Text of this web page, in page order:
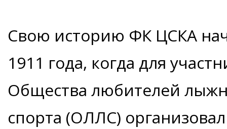
Свою историю ФК ЦСКА
1911 года, когда для
Общества любителей
спорта (ОЛЛС)